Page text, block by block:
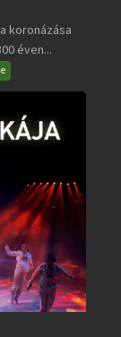
koronázása
éven...